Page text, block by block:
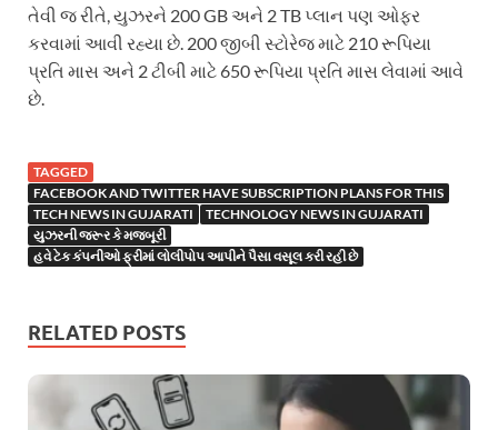
તેવી જ રીતે, યુઝરને 200 GB અને 2 TB પ્લાન પણ ઓફર
કરવામાં આવી રહ્યા છે. 200 જીબી સ્ટોરેજ માટે 210 રૂપિયા
પ્રતિ માસ અને 2 ટીબી માટે 650 રૂપિયા પ્રતિ માસ લેવામાં આવે
છે.
TAGGED
FACEBOOK AND TWITTER HAVE SUBSCRIPTION PLANS FOR THIS
TECH NEWS IN GUJARATI
TECHNOLOGY NEWS IN GUJARATI
યુઝરની જરૂર કે મજબૂરી
હવે ટેક કંપનીઓ ફ્રીમાં લોલીપોપ આપીને પૈસા વસૂલ કરી રહી છે
RELATED POSTS